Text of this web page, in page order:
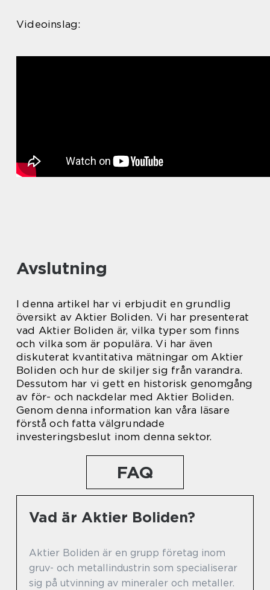
Videoinslag:
Avslutning
I denna artikel har vi erbjudit en grundlig
översikt av Aktier Boliden. Vi har presenterat
vad Aktier Boliden är, vilka typer som finns
och vilka som är populära. Vi har även
diskuterat kvantitativa mätningar om Aktier
Boliden och hur de skiljer sig från varandra.
Dessutom har vi gett en historisk genomgång
av för- och nackdelar med Aktier Boliden.
Genom denna information kan våra läsare
förstå och fatta välgrundade
investeringsbeslut inom denna sektor.
FAQ
Vad är Aktier Boliden?
Aktier Boliden är en grupp företag inom
gruv- och metallindustrin som specialiserar
sig på utvinning av mineraler och metaller.